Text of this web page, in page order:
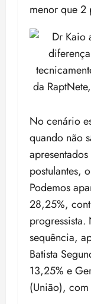
menor que 2
No cenário
quando não
postulantes,
Podemos
28,25%,
progressista.
sequência,
Batista
13,25% e
(União), com